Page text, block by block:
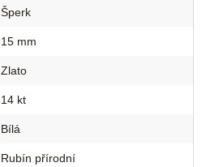
Šperk
15 mm
Zlato
14 kt
Bílá
Rubín přírodní